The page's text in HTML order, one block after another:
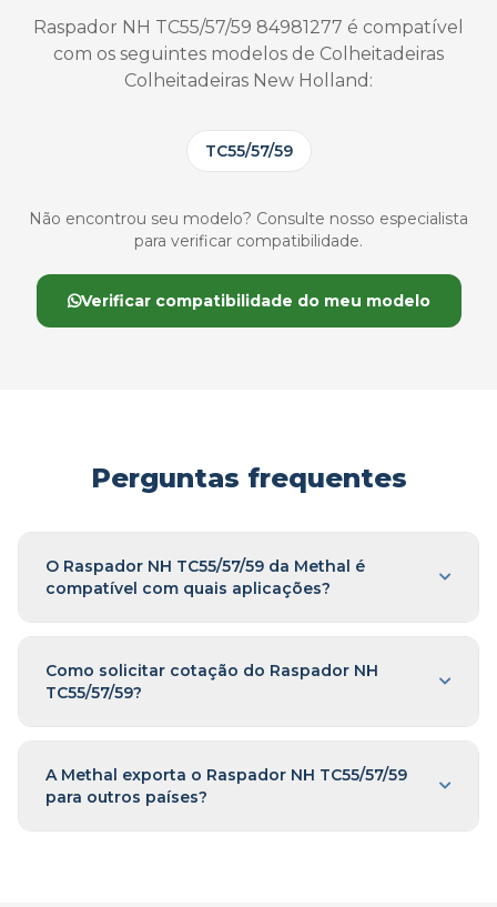
Raspador NH TC55/57/59 84981277 é compatível
com os seguintes modelos de Colheitadeiras
Colheitadeiras New Holland:
TC55/57/59
Não encontrou seu modelo? Consulte nosso especialista
para verificar compatibilidade.
Verificar compatibilidade do meu modelo
Perguntas frequentes
O Raspador NH TC55/57/59 da Methal é
compatível com quais aplicações?
Como solicitar cotação do Raspador NH
TC55/57/59?
A Methal exporta o Raspador NH TC55/57/59
para outros países?